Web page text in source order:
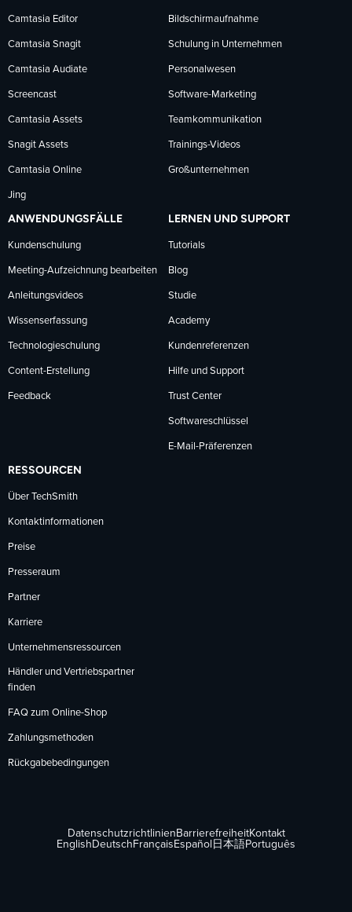
Facebook
folgen
LinkedIn
folgen
YouTube
Camtasia Editor
Camtasia Snagit
Camtasia Audiate
Screencast
Camtasia Assets
Snagit Assets
Camtasia Online
Jing
Bildschirmaufnahme
Schulung in Unternehmen
Personalwesen
Software-Marketing
Teamkommunikation
Trainings-Videos
Großunternehmen
ANWENDUNGSFÄLLE
Kundenschulung
Meeting-Aufzeichnung bearbeiten
Anleitungsvideos
Wissenserfassung
Technologieschulung
Content-Erstellung
Feedback
LERNEN UND SUPPORT
Tutorials
Blog
Studie
Academy
Kundenreferenzen
Hilfe und Support
Trust Center
Softwareschlüssel
E-Mail-Präferenzen
RESSOURCEN
Über TechSmith
Kontaktinformationen
Preise
Presseraum
Partner
Karriere
Unternehmensressourcen
Händler und Vertriebspartner
finden
FAQ zum Online-Shop
Zahlungsmethoden
Rückgabebedingungen
Datenschutzrichtlinien BarrierefreiheitKontakt
English Deutsch Français Español 日本語Português